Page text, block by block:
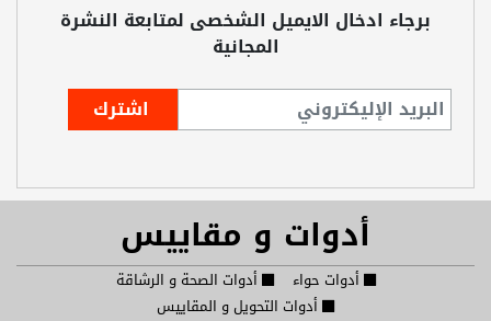
برجاء ادخال الايميل الشخصى لمتابعة النشرة
المجانية
أدوات و مقاييس
أدوات حواء
أدوات الصحة و الرشاقة
أدوات التحويل و المقاييس